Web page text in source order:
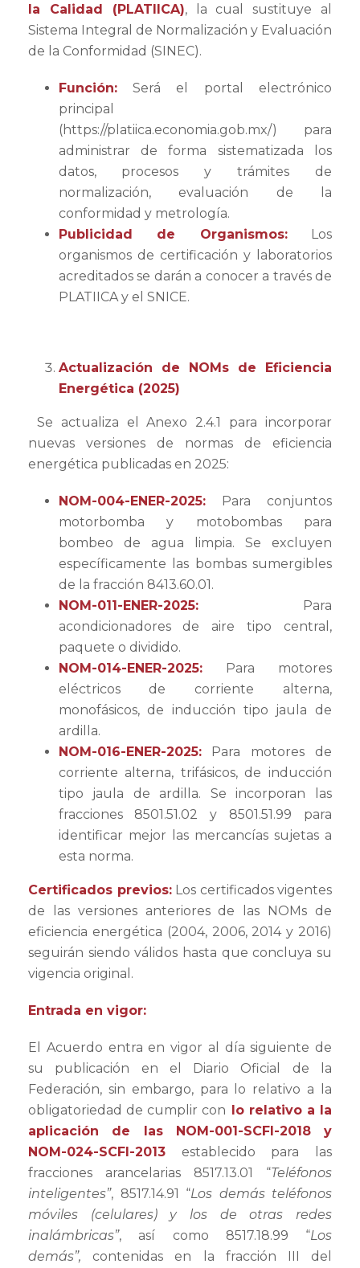
la Calidad (PLATIICA), la cual sustituye al
Sistema Integral de Normalización y Evaluación
de la Conformidad (SINEC).
Función:Será el portal electrónico
principal
(https://platiica.economia.gob.mx/) para
administrar de forma sistematizada los
datos, procesos y trámites de
normalización, evaluación de la
conformidad y metrología.
Publicidad de Organismos:Los
organismos de certificación y laboratorios
acreditados se darán a conocer a través de
PLATIICA y el SNICE.
Actualización de NOMs de Eficiencia
Energética (2025)
Se actualiza el Anexo 2.4.1 para incorporar
nuevas versiones de normas de eficiencia
energética publicadas en 2025:
NOM-004-ENER-2025:Para conjuntos
motorbomba y motobombas para
bombeo de agua limpia. Se excluyen
específicamente las bombas sumergibles
de la fracción 8413.60.01.
NOM-011-ENER-2025:Para
acondicionadores de aire tipo central,
paquete o dividido.
NOM-014-ENER-2025:Para motores
eléctricos de corriente alterna,
monofásicos, de inducción tipo jaula de
ardilla.
NOM-016-ENER-2025:Para motores de
corriente alterna, trifásicos, de inducción
tipo jaula de ardilla. Se incorporan las
fracciones 8501.51.02 y 8501.51.99 para
identificar mejor las mercancías sujetas a
esta norma.
Certificados previos:Los certificados vigentes
de las versiones anteriores de las NOMs de
eficiencia energética (2004, 2006, 2014 y 2016)
seguirán siendo válidos hasta que concluya su
vigencia original.
Entrada en vigor:
El Acuerdo entra en vigor al día siguiente de
su publicación en el Diario Oficial de la
Federación, sin embargo, para lo relativo a la
obligatoriedad de cumplir con lo relativo a la
aplicación de las NOM-001-SCFI-2018 y
NOM-024-SCFI-2013 establecido para las
fracciones arancelarias 8517.13.01 “Teléfonos
inteligentes”, 8517.14.91 “Los demás teléfonos
móviles (celulares) y los de otras redes
inalámbricas”, así como 8517.18.99 “Los
demás”, contenidas en la fracción III del